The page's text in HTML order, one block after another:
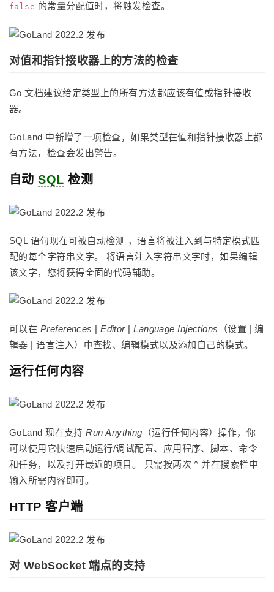
false 的常量分配值时，将触发检查。
对值和指针接收器上的方法的检查
Go 文档建议给定类型上的所有方法都应该有值或指针接收
器。
GoLand 中新增了一项检查，如果类型在值和指针接收器上都
有方法，检查会发出警告。
自动SQL 检测
SQL 语句现在可被自动检测 ，语言将被注入到与特定模式匹
配的每个字符串文字。 将语言注入字符串文字时，如果编辑
该文字，您将获得全面的代码辅助。
可以在 Preferences |Editor|Language Injections
（设置 | 编
辑器 | 语言注入）中查找、编辑模式以及添加自己的模式。
运行任何内容
GoLand 现在支持Run Anything （运行任何内容）操作，你
可以使用它快速启动运行/调试配置、应用程序、脚本、命令
和任务，以及打开最近的项目。 只需按两次 ^ 并在搜索栏中
输入所需内容即可。
HTTP 客户端
对 WebSocket 端点的支持